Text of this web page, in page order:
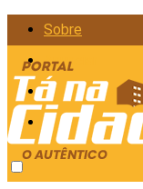
Sobre
Anunciar
Política de
Contato